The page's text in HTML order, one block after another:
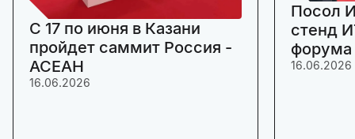
C 17 по июня в Казани
пройдет саммит Россия -
АСЕАН
16.06.2026
Посол
стенд
16.06.2026